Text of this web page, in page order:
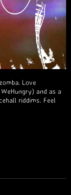
Love
and as a
riddims. Feel